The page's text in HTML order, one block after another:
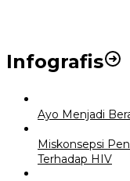
Infografis
Ayo Menjadi
Miskonsepsi
Terhadap HIV